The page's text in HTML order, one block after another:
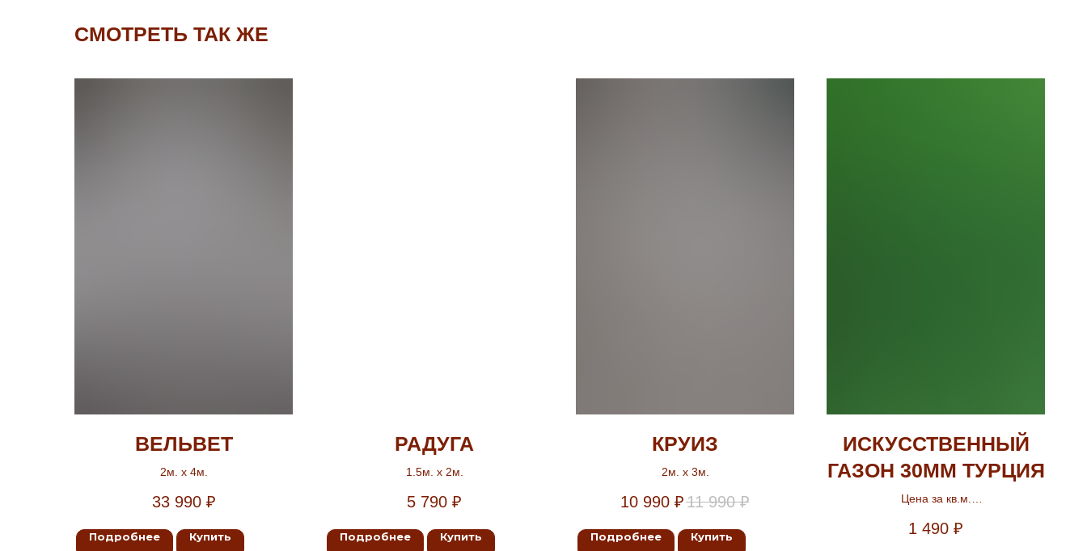
СМОТРЕТЬ ТАК ЖЕ
ВЕЛЬВЕТ
2м. х 4м.
33 990 ₽
Подробнее Купить
РАДУГА
1.5м. х 2м.
5 790 ₽
Подробнее Купить
КРУИЗ
2м. х 3м.
10 990 ₽11 990 ₽
Подробнее Купить
ИСКУССТВЕННЫЙ
ГАЗОН 30ММ ТУРЦИЯ
Цена за кв.м.
1 490 ₽